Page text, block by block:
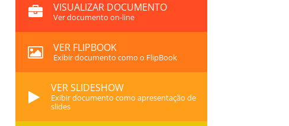
VISUALIZAR DOCUMENTO
Ver documento on-line
VER FLIPBOOK
Exibir documento como o FlipBook
VER SLIDESHOW
Exibir documento como apresentação de
slides